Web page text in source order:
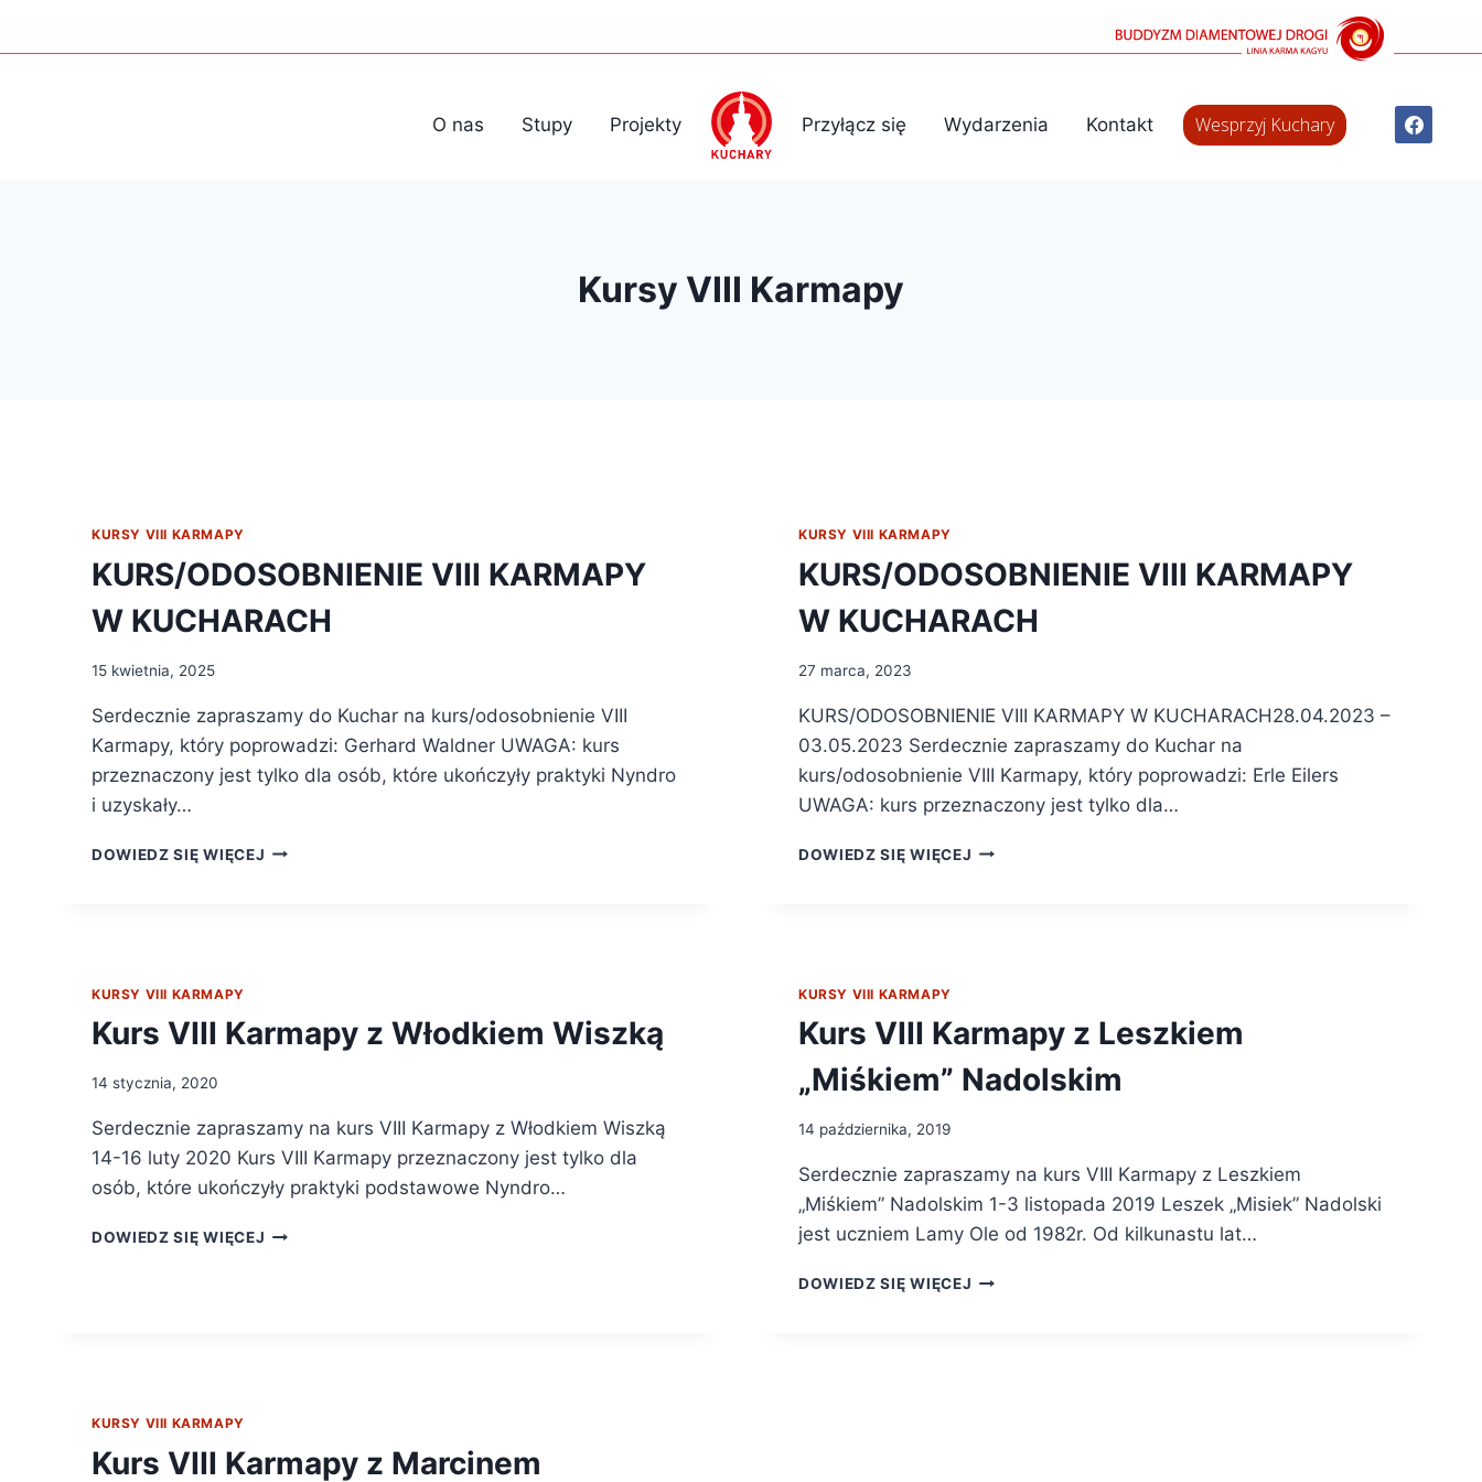
O nas Stupy Projekty Przyłącz się Wydarzenia Kontakt Wesprzyj Kuchary
Kursy VIII Karmapy
KURSY VIII KARMAPY
KURS/ODOSOBNIENIE VIII KARMAPY
W KUCHARACH
15 kwietnia, 2025
Serdecznie zapraszamy do Kuchar na kurs/odosobnienie VIII
Karmapy, który poprowadzi: Gerhard Waldner UWAGA: kurs
przeznaczony jest tylko dla osób, które ukończyły praktyki Nyndro
i uzyskały…
DOWIEDZ SIĘ WIĘCEJ
KURSY VIII KARMAPY
KURS/ODOSOBNIENIE VIII KARMAPY
W KUCHARACH
27 marca, 2023
KURS/ODOSOBNIENIE VIII KARMAPY W KUCHARACH28.04.2023 –
03.05.2023 Serdecznie zapraszamy do Kuchar na
kurs/odosobnienie VIII Karmapy, który poprowadzi: Erle Eilers
UWAGA: kurs przeznaczony jest tylko dla…
DOWIEDZ SIĘ WIĘCEJ
KURSY VIII KARMAPY
Kurs VIII Karmapy z Włodkiem Wiszką
14 stycznia, 2020
Serdecznie zapraszamy na kurs VIII Karmapy z Włodkiem Wiszką
14-16 luty 2020 Kurs VIII Karmapy przeznaczony jest tylko dla
osób, które ukończyły praktyki podstawowe Nyndro…
DOWIEDZ SIĘ WIĘCEJ
KURSY VIII KARMAPY
Kurs VIII Karmapy z Leszkiem
„Miśkiem” Nadolskim
14 października, 2019
Serdecznie zapraszamy na kurs VIII Karmapy z Leszkiem
„Miśkiem” Nadolskim 1-3 listopada 2019 Leszek „Misiek” Nadolski
jest uczniem Lamy Ole od 1982r. Od kilkunastu lat…
DOWIEDZ SIĘ WIĘCEJ
KURSY VIII KARMAPY
Kurs VIII Karmapy z Marcinem